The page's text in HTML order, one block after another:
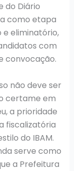
do Diário
como etapa
eliminatório,
com
convocação.
não deve ser
certame em
a prioridade
fiscalizatória
do IBAM.
serve como
a Prefeitura